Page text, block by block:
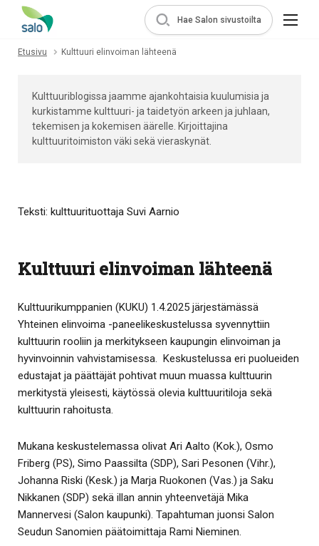
Hae Salon sivustoilta
Etusivu Kulttuuri elinvoiman lähteenä
Kulttuuriblogissa jaamme ajankohtaisia kuulumisia ja
kurkistamme kulttuuri- ja taidetyön arkeen ja juhlaan,
tekemisen ja kokemisen äärelle. Kirjoittajina
kulttuuritoimiston väki sekä vieraskynät.
Teksti: kulttuurituottaja Suvi Aarnio
Kulttuuri elinvoiman lähteenä
Kulttuurikumppanien (KUKU) 1.4.2025 järjestämässä
Yhteinen elinvoima -paneelikeskustelussa syvennyttiin
kulttuurin rooliin ja merkitykseen kaupungin elinvoiman ja
hyvinvoinnin vahvistamisessa. Keskustelussa eri puolueiden
edustajat ja päättäjät pohtivat muun muassa kulttuurin
merkitystä yleisesti, käytössä olevia kulttuuritiloja sekä
kulttuurin rahoitusta.
Mukana keskustelemassa olivat Ari Aalto (Kok.), Osmo
Friberg (PS), Simo Paassilta (SDP), Sari Pesonen (Vihr.),
Johanna Riski (Kesk.) ja Marja Ruokonen (Vas.) ja Saku
Nikkanen (SDP) sekä illan annin yhteenvetäjä Mika
Mannervesi (Salon kaupunki). Tapahtuman juonsi Salon
Seudun Sanomien päätoimittaja Rami Nieminen.